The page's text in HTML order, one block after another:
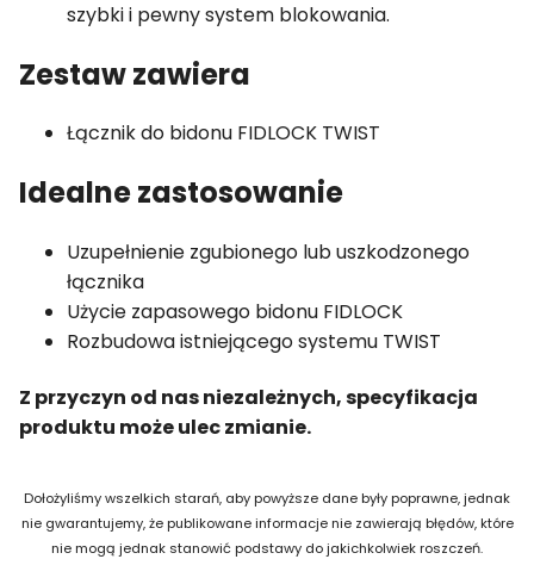
szybki i pewny system blokowania.
Zestaw zawiera
Łącznik do bidonu FIDLOCK TWIST
Idealne zastosowanie
Uzupełnienie zgubionego lub uszkodzonego
łącznika
Użycie zapasowego bidonu FIDLOCK
Rozbudowa istniejącego systemu TWIST
Z przyczyn od nas niezależnych, specyfikacja
produktu może ulec zmianie.
Dołożyliśmy wszelkich starań, aby powyższe dane były poprawne, jednak
nie gwarantujemy, że publikowane informacje nie zawierają błędów, które
nie mogą jednak stanowić podstawy do jakichkolwiek roszczeń.